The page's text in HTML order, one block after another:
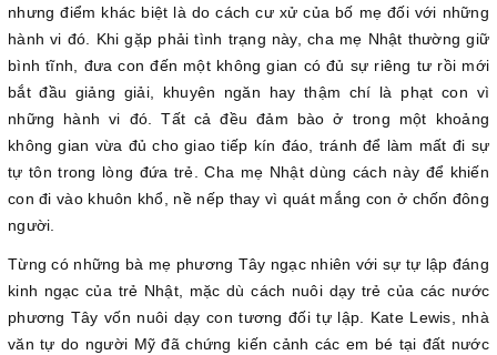
nhưng điểm khác biệt là do cách cư xử của bố mẹ đối với những
hành vi đó. Khi gặp phải tình trạng này, cha mẹ Nhật thường giữ
bình tĩnh, đưa con đến một không gian có đủ sự riêng tư rồi mới
bắt đầu giảng giải, khuyên ngăn hay thậm chí là phạt con vì
những hành vi đó. Tất cả đều đảm bào ở trong một khoảng
không gian vừa đủ cho giao tiếp kín đáo, tránh để làm mất đi sự
tự tôn trong lòng đứa trẻ. Cha mẹ Nhật dùng cách này để khiến
con đi vào khuôn khổ, nề nếp thay vì quát mắng con ở chốn đông
người.
Từng có những bà mẹ phương Tây ngạc nhiên với sự tự lập đáng
kinh ngạc của trẻ Nhật, mặc dù cách nuôi dạy trẻ của các nước
phương Tây vốn nuôi dạy con tương đối tự lập. Kate Lewis, nhà
văn tự do người Mỹ đã chứng kiến cảnh các em bé tại đất nước